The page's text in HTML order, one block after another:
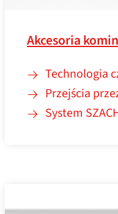
Akcesoria
Technologia
Przejścia
System